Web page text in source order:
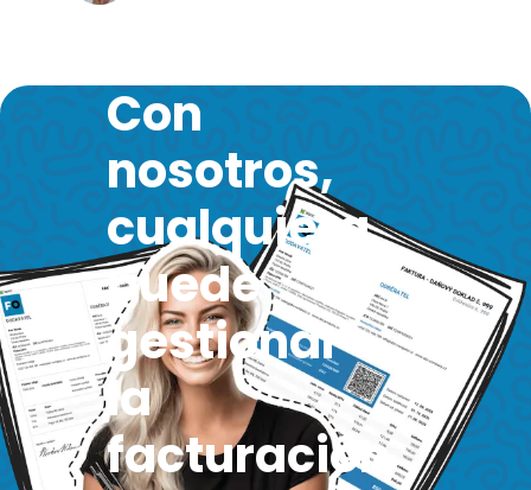
Con
nosotros,
cualquiera
puede
gestionar
la
facturación